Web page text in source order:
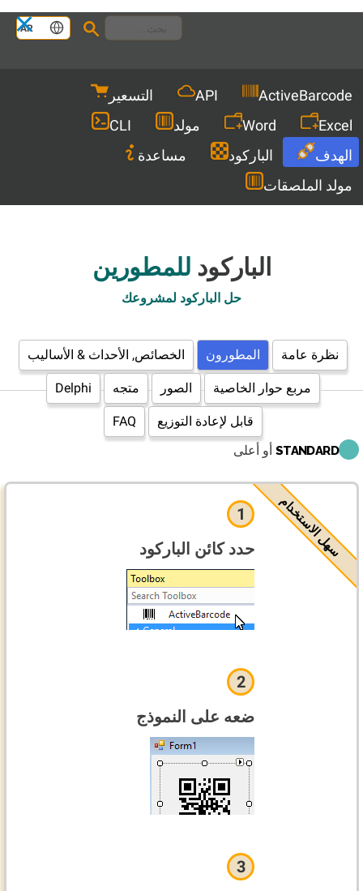
AR
ActiveBarcode
API
التسعير
Excel
Word مولد
CLI
الهدف
الباركود
مساعدة
مولد الملصقات
الباركود للمطورين
حل الباركود لمشروعك
نظرة عامة المطورون الخصائص, الأحداث & الأساليب
مربع حوار الخاصية الصور متجه Delphi
قابل لإعادة التوزيع FAQ
STANDARD أو أعلى
سهل الاستخدام
1
حدد كائن الباركود
2
ضعه على النموذج
3